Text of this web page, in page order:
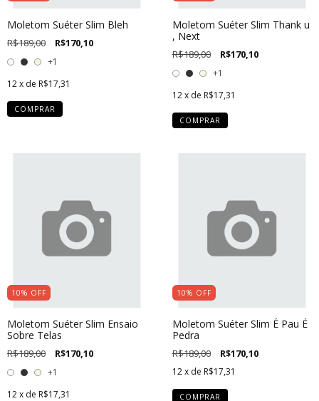
Moletom Suéter Slim Bleh
R$189,00 R$170,10
+1
12x de R$17,31
COMPRAR
Moletom Suéter Slim Thank u
, Next
R$189,00 R$170,10
+1
12 x de R$17,31
COMPRAR
10% OFF
Moletom Suéter Slim Ensaio
Sobre Telas
R$189,00 R$170,10
+1
12x de R$17,31
10% OFF
Moletom Suéter Slim É Pau É
Pedra
R$189,00 R$170,10
12 x de R$17,31
COMPRAR